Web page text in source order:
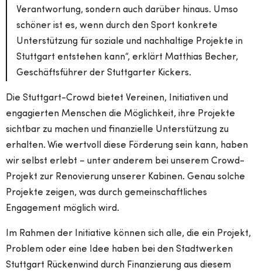
Verantwortung, sondern auch darüber hinaus. Umso
schöner ist es, wenn durch den Sport konkrete
Unterstützung für soziale und nachhaltige Projekte in
Stuttgart entstehen kann“, erklärt Matthias Becher,
Geschäftsführer der Stuttgarter Kickers.
Die Stuttgart-Crowd bietet Vereinen, Initiativen und
engagierten Menschen die Möglichkeit, ihre Projekte
sichtbar zu machen und finanzielle Unterstützung zu
erhalten. Wie wertvoll diese Förderung sein kann, haben
wir selbst erlebt – unter anderem bei unserem Crowd-
Projekt zur Renovierung unserer Kabinen. Genau solche
Projekte zeigen, was durch gemeinschaftliches
Engagement möglich wird.
Im Rahmen der Initiative können sich alle, die ein Projekt,
Problem oder eine Idee haben bei den Stadtwerken
Stuttgart Rückenwind durch Finanzierung aus diesem